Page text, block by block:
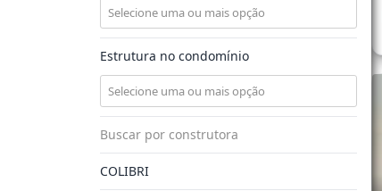
Estrutura no condomínio